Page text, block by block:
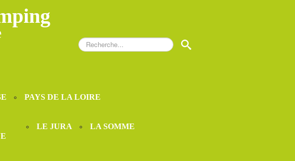
Rechercher S
PAYS DE LA LOIRE
LE JURA LA SOMME